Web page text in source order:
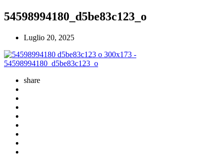
54598994180_d5be83c123_o
Luglio 20, 2025
share